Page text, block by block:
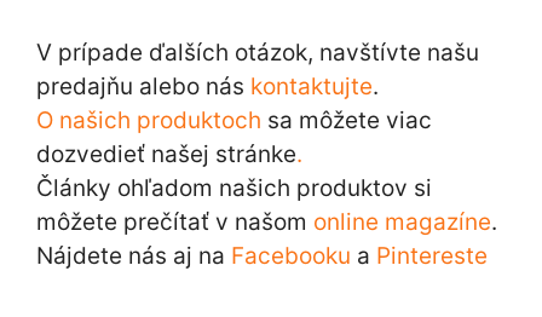
V prípade ďalších otázok, navštívte našu
predajňu alebo nás kontaktujte.
O našich produktoch sa môžete viac
dozvedieť našej stránke.
Články ohľadom našich produktov si
môžete prečítať v našom online magazíne.
Nájdete nás aj na Facebooku a Pintereste